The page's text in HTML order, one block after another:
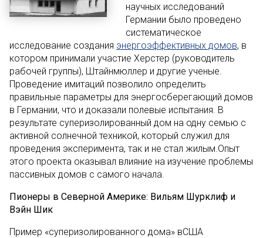
научных исследований
Германии было проведено
систематическое
исследование создания энергоэффективных домов, в
котором принимали участие Херстер (руководитель
рабочей группы), Штайнмюллер и другие ученые.
Проведение имитаций позволило определить
правильные параметры для энергосберегающий домов
в Германии, что и доказали полевые испытания. В
результате суперизолированный дом на одну семью с
активной солнечной техникой, который служил для
проведения эксперимента, так и не стал жилым.Опыт
этого проекта оказывал влияние на изучение проблемы
пассивных домов с самого начала.
Пионеры в Северной Америке: Вильям Шурклиф и
Вэйн Шик
Пример «суперизолированного дома» вСША